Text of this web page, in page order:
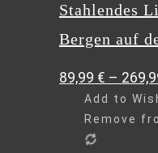
Stahlendes
Bergen auf
89,99 € –
Add to
Remove